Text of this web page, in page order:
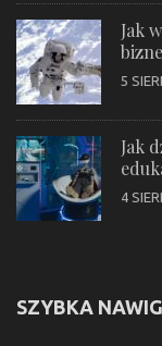
Jak
5
Jak
4
SZYBKA